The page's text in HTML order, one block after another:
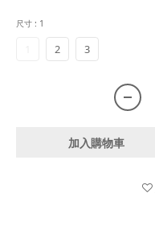
尺寸 : 1
2 3
加入購物車